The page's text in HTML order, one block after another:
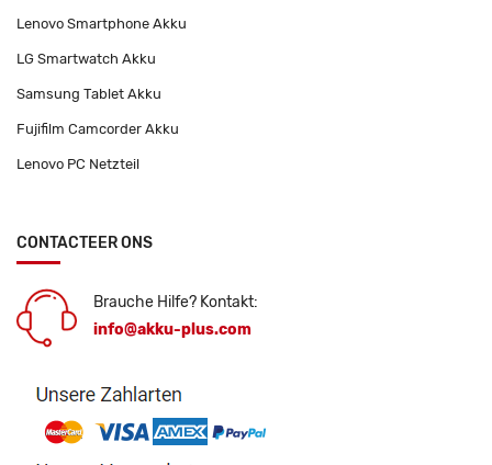
Lenovo Smartphone Akku
LG Smartwatch Akku
Samsung Tablet Akku
Fujifilm Camcorder Akku
Lenovo PC Netzteil
CONTACTEER ONS
Brauche Hilfe? Kontakt:
info@akku-plus.com